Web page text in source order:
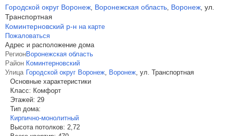
Городской округ Воронеж, Воронежская область, Воронеж, ул.
Транспортная
Коминтерновский р-н на карте
Пожаловаться
Адрес и расположение дома
РегионВоронежская область
Район Коминтерновский
Улица Городской округ Воронеж, Воронеж, ул. Транспортная
Основные характеристики
Класс: Комфорт
Этажей: 29
Тип дома:
Кирпично-монолитный
Высота потолков: 2,72